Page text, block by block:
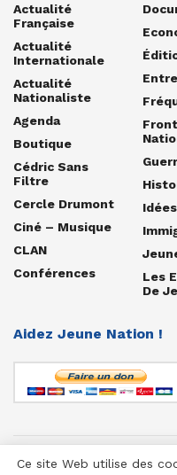
Actualité
Française
Actualité
Internationale
Actualité
Nationaliste
Agenda
Boutique
Cédric Sans
Filtre
Cercle Drumont
Ciné – Musique
CLAN
Conférences
Front
Idées
Les
De
Aidez Jeune Nation !
Ce site Web utilise des